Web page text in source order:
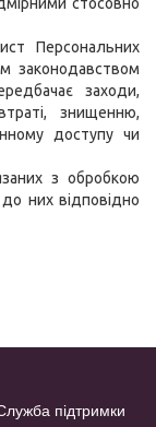
стосовно
Персональних
законодавством
заходи,
знищенню,
доступу чи
з обробкою
них відповідно
підтримки